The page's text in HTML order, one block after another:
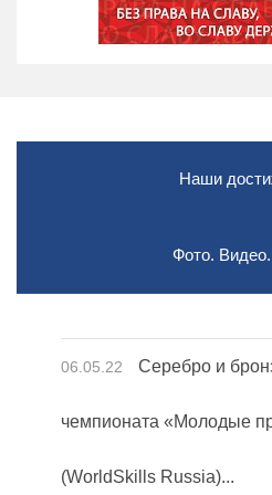
Наши
Фото.
06.05.22 Серебро и
чемпионата «Молодые
(WorldSkills Russia)...